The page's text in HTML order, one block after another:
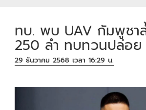
ทบ. พบ UAV กัมพูชา
250 ลำ ทบทวนปล่อย
29 ธันวาคม 2568 เวลา 16:29 น.